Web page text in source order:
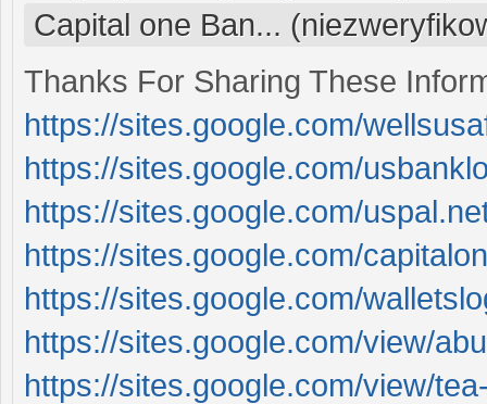
Capital one Ban...
Thanks For Sharing These
https://sites.google.com/
https://sites.google.com/
https://sites.google.com/
https://sites.google.com/
https://sites.google.com/
https://sites.google.com/view/
https://sites.google.com/view/